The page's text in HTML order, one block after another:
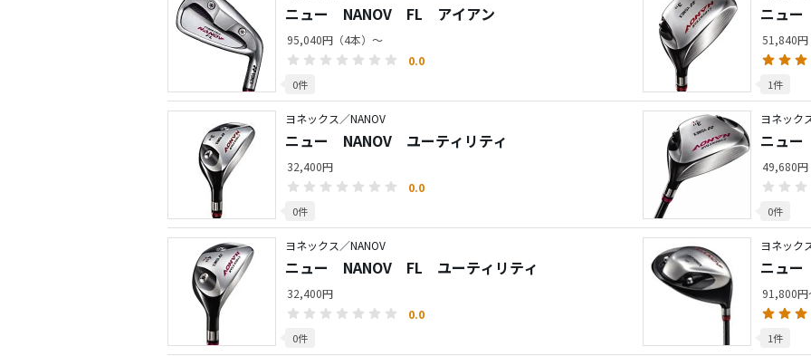
ニュー NANOV FL アイアン
95,040円（4本）～
0.0
0件
ニュ
51,840円
1件
ヨネックス／NANOV
ニュー NANOV ユーティリティ
32,400円
0.0
0件
ヨネック
ニュ
49,680円
0件
ヨネックス／NANOV
ニュー NANOV FL ユーティリティ
32,400円
0.0
0件
ヨネック
ニュ
91,800円
1件